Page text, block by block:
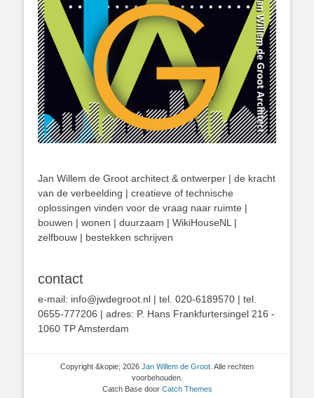
Jan Willem de Groot architect & ontwerper | de kracht
van de verbeelding | creatieve of technische
oplossingen vinden voor de vraag naar ruimte |
bouwen | wonen | duurzaam | WikiHouseNL |
zelfbouw | bestekken schrijven
contact
e-mail: info@jwdegroot.nl | tel. 020-6189570 | tel.
0655-777206 | adres: P. Hans Frankfurtersingel 216 -
1060 TP Amsterdam
Copyright &kopie; 2026 Jan Willem de Groot . Alle rechten
voorbehouden.
Catch Base door Catch Themes